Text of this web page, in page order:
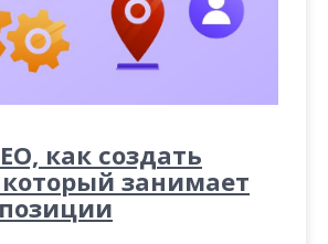
как создать
который занимает